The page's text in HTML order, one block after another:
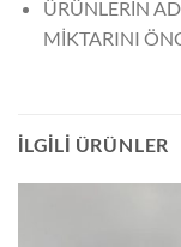
ÜRÜNLERİN
MİKTARINI
İLGILI ÜRÜNLER